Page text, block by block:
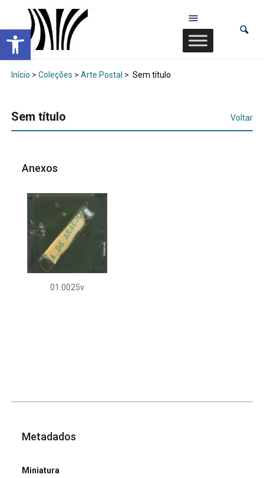
Abrir a barra de ferramentas
Início > Coleções > Arte Postal > Sem título
Sem título Voltar
Anexos
01.0025v
Metadados
Miniatura